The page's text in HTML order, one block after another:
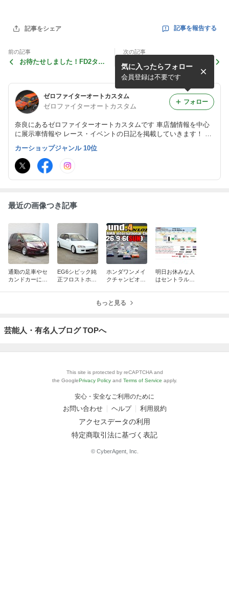
記事をシェア 記事を報告する
前の記事
お待たせしました！FD2タイ
次の記事
ホンダVTECワンメイクレー
ス！ワンメイクミーティング
雑誌に掲載。ホンダスタイル
ゼロファイターオートカスタム
ゼロファイターオートカスタム
奈良にあるゼロファイターオートカスタムです 車店舗情報を中心
に展示車情報や レース・イベントの日記を掲載していきます！ En
joy it Motorsports!!
気に入ったらフォロー
会員登録は不要です
フォロー
カーショップジャンル 10位
最近の画像つき記事
通勤の足車やセ
カンドカーにも
EG6シビック純
正フロストホワ
ホンダワンメイ
クチャンピオン
サーキット
明日お休みな人
はセントラルサ
もっと見る
芸能人・有名人ブログ TOPへ
This site is protected by reCAPTCHA and
the GooglePrivacy Policy and Terms of Service apply.
安心・安全なご利用のために
お問い合わせ ヘルプ 利用規約
アクセスデータの利用
特定商取引法に基づく表記
© CyberAgent, Inc.